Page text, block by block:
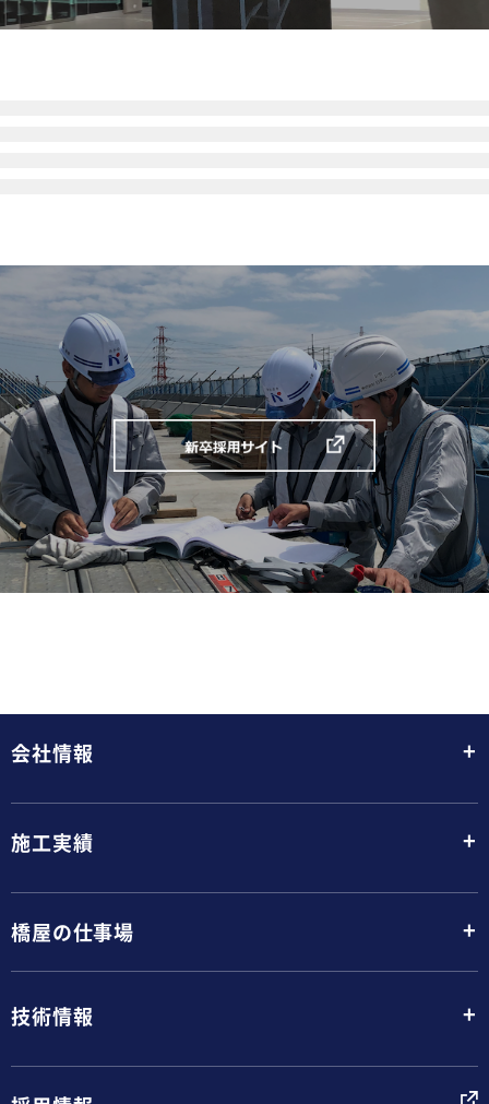
会社情報 +
施工実績 +
橋屋の仕事場 +
技術情報 +